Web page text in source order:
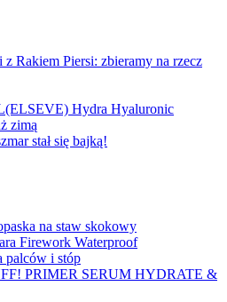
Rakiem Piersi: zbieramy na rzecz
Hydra Hyaluronic
zimą
stał się bajką!
na staw skokowy
Firework Waterproof
palców i stóp
PRIMER SERUM HYDRATE &